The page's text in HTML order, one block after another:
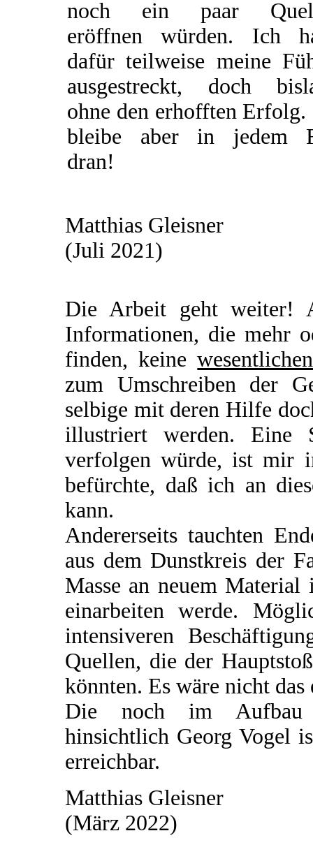
noch ein paar
eröffnen würden. Ich
dafür teilweise meine
ausgestreckt, doch
ohne den erhofften Erfolg.
bleibe aber in jedem
dran!
Matthias Gleisner
(Juli 2021)
Die Arbeit geht weiter!
Informationen, die mehr
finden, keinewesentlichen
zum Umschreiben der
selbige mit deren Hilfe
illustriert werden. Eine
verfolgen würde, ist mir
befürchte, daß ich an
kann.
Andererseits tauchten
aus dem Dunstkreis der
Masse an neuem Material
einarbeiten werde.
intensiveren
Quellen, die der
könnten. Es wäre nicht
Die noch im Aufbau
hinsichtlich Georg Vogel
erreichbar.
Matthias Gleisner
(März 2022)